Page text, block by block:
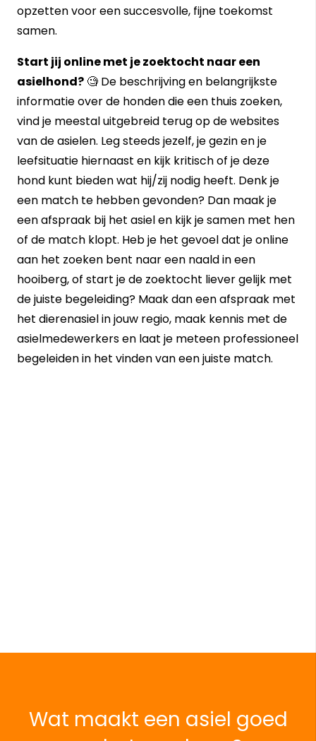
opzetten voor een succesvolle, fijne toekomst
samen.
Start jij online met je zoektocht naar een
asielhond? 🧐 De beschrijving en belangrijkste
informatie over de honden die een thuis zoeken,
vind je meestal uitgebreid terug op de websites
van de asielen. Leg steeds jezelf, je gezin en je
leefsituatie hiernaast en kijk kritisch of je deze
hond kunt bieden wat hij/zij nodig heeft. Denk je
een match te hebben gevonden? Dan maak je
een afspraak bij het asiel en kijk je samen met hen
of de match klopt. Heb je het gevoel dat je online
aan het zoeken bent naar een naald in een
hooiberg, of start je de zoektocht liever gelijk met
de juiste begeleiding? Maak dan een afspraak met
het dierenasiel in jouw regio, maak kennis met de
asielmedewerkers en laat je meteen professioneel
begeleiden in het vinden van een juiste match.
Wat maakt een asiel goed